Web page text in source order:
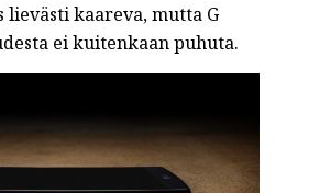
lievästi kaareva, mutta G
ei kuitenkaan puhuta.